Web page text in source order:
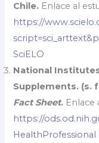
Chile. Enlace al
https://
SciELO
National
Supplements. (s.
Fact Sheet. Enlace
https://
HealthProfessional